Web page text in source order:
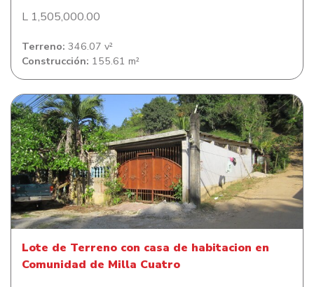
L 1,505,000.00
Terreno: 346.07 v²
Construcción: 155.61 m²
Lote de Terreno con casa de habitacion en Comunidad
de Milla Cuatro
Lote de Terreno con casa de habitacion en
Comunidad de Milla Cuatro